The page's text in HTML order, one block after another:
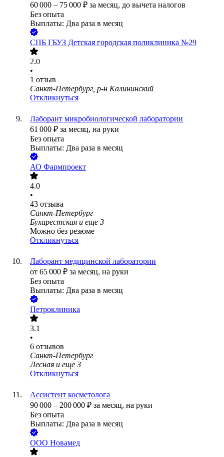
60 000 – 75 000 ₽ за месяц, до вычета налогов
Без опыта
Выплаты: Два раза в месяц
СПБ ГБУЗ Детская городская поликлиника №29
2.0
•
1 отзыв
Санкт-Петербург, р-н Калининский
Откликнуться
Лаборант микробиологической лаборатории
61 000 ₽ за месяц, на руки
Без опыта
Выплаты: Два раза в месяц
АО Фармпроект
4.0
•
43 отзыва
Санкт-Петербург
Бухарестская и еще 3
Можно без резюме
Откликнуться
Лаборант медицинской лаборатории
от 65 000 ₽ за месяц, на руки
Без опыта
Выплаты: Два раза в месяц
Петроклиника
3.1
•
6 отзывов
Санкт-Петербург
Лесная и еще 3
Откликнуться
Ассистент косметолога
90 000 – 200 000 ₽ за месяц, на руки
Без опыта
Выплаты: Два раза в месяц
ООО Новамед